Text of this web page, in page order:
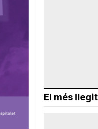
El més llegit